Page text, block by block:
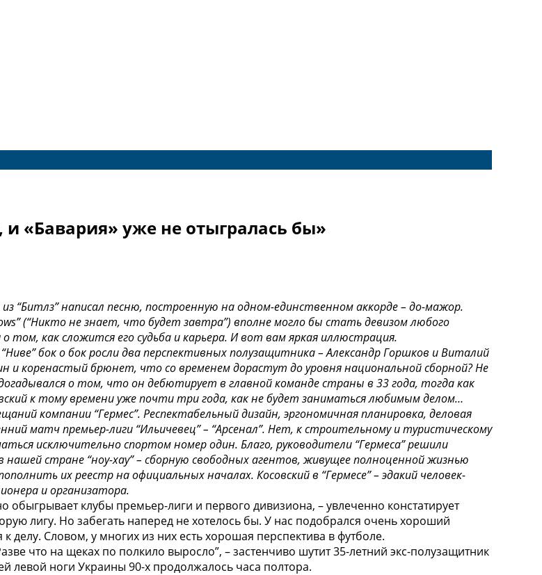
«Бавария» уже не отыгралась бы»
“Битлз” написал песню, построенную на одном-единственном аккорде – до-мажор.
(“Никто не знает, что будет завтра”) вполне могло бы стать девизом любого
том, как сложится его судьба и карьера. И вот вам яркая иллюстрация.
бок о бок росли два перспективных полузащитника – Александр Горшков и Виталий
и коренастый брюнет, что со временем дорастут до уровня национальной сборной? Не
о том, что он дебютирует в главной команде страны в 33 года, тогда как
к тому времени уже почти три года, как не будет заниматься любимым делом…
компании “Гермес”. Респектабельный дизайн, эргономичная планировка, деловая
матч премьер-лиги “Ильичевец” – “Арсенал”. Нет, к строительному и туристическому
исключительно спортом номер один. Благо, руководители “Гермеса” решили
стране “ноу-хау” – сборную свободных агентов, живущее полноценной жизнью
их реестр на официальных началах. Косовский в “Гермесе” – эдакий человек-
и организатора.
клубы премьер-лиги и первого дивизиона, – увлеченно констатирует
лигу. Но забегать наперед не хотелось бы. У нас подобрался очень хороший
делу. Словом, у многих из них есть хорошая перспектива в футболе.
что на щеках по полкило выросло”, – застенчиво шутит 35-летний экс-полузащитник
ноги Украины 90-х продолжалось часа полтора.